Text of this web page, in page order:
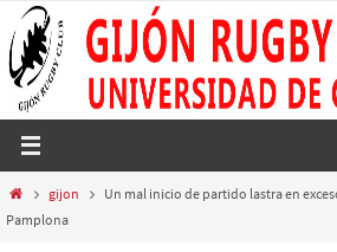
al
contenido
Iniciogijon
Un mal inicio de partido lastra en
Pamplona